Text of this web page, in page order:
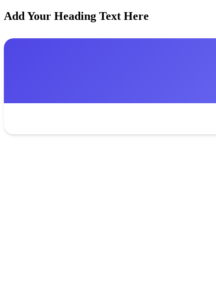
Add Your Heading Text Here